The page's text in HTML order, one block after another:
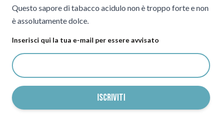
Questo sapore di tabacco acidulo non è troppo forte e non
è assolutamente dolce.
Inserisci qui la tua e-mail per essere avvisato
ISCRIVITI